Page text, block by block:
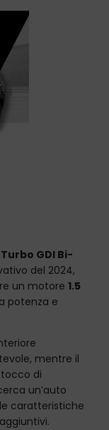
GDI Bi-
del 2024,
un motore 1.5
potenza e
mentre il
di
un’auto
caratteristiche